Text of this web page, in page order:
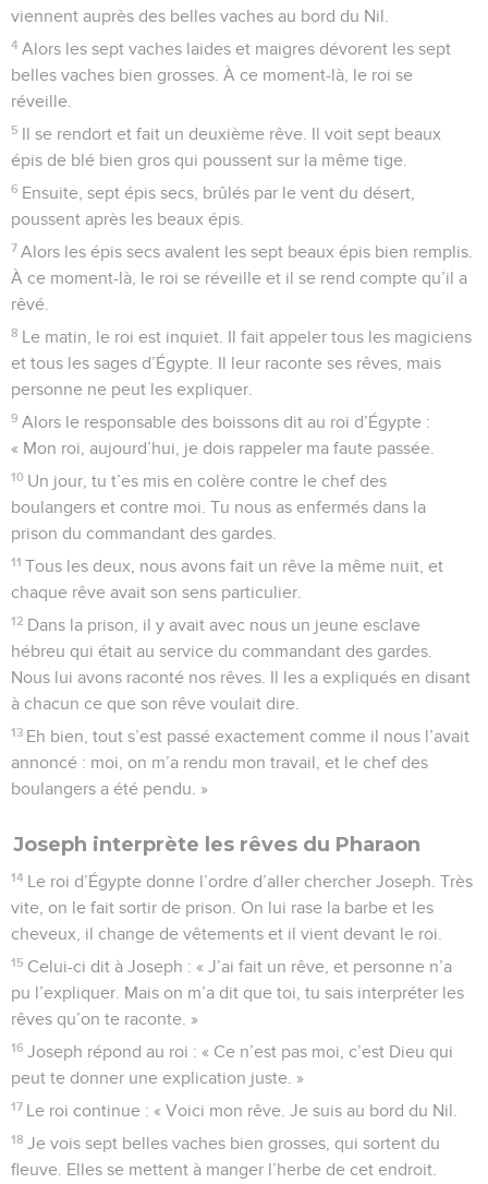
viennent auprès des belles vaches au bord du Nil.
4 Alors les sept vaches laides et maigres dévorent les sept
belles vaches bien grosses. À ce moment-là, le roi se
réveille.
5 Il se rendort et fait un deuxième rêve. Il voit sept beaux
épis de blé bien gros qui poussent sur la même tige.
6 Ensuite, sept épis secs, brûlés par le vent du désert,
poussent après les beaux épis.
7 Alors les épis secs avalent les sept beaux épis bien remplis.
À ce moment-là, le roi se réveille et il se rend compte qu’il a
rêvé.
8 Le matin, le roi est inquiet. Il fait appeler tous les magiciens
et tous les sages d’Égypte. Il leur raconte ses rêves, mais
personne ne peut les expliquer.
9 Alors le responsable des boissons dit au roi d’Égypte :
« Mon roi, aujourd’hui, je dois rappeler ma faute passée.
10 Un jour, tu t’es mis en colère contre le chef des
boulangers et contre moi. Tu nous as enfermés dans la
prison du commandant des gardes.
11 Tous les deux, nous avons fait un rêve la même nuit, et
chaque rêve avait son sens particulier.
12 Dans la prison, il y avait avec nous un jeune esclave
hébreu qui était au service du commandant des gardes.
Nous lui avons raconté nos rêves. Il les a expliqués en disant
à chacun ce que son rêve voulait dire.
13 Eh bien, tout s’est passé exactement comme il nous l’avait
annoncé : moi, on m’a rendu mon travail, et le chef des
boulangers a été pendu. »
Joseph interprète les rêves du Pharaon
14 Le roi d’Égypte donne l’ordre d’aller chercher Joseph. Très
vite, on le fait sortir de prison. On lui rase la barbe et les
cheveux, il change de vêtements et il vient devant le roi.
15 Celui-ci dit à Joseph : « J’ai fait un rêve, et personne n’a
pu l’expliquer. Mais on m’a dit que toi, tu sais interpréter les
rêves qu’on te raconte. »
16 Joseph répond au roi : « Ce n’est pas moi, c’est Dieu qui
peut te donner une explication juste. »
17 Le roi continue : « Voici mon rêve. Je suis au bord du Nil.
18 Je vois sept belles vaches bien grosses, qui sortent du
fleuve. Elles se mettent à manger l’herbe de cet endroit.